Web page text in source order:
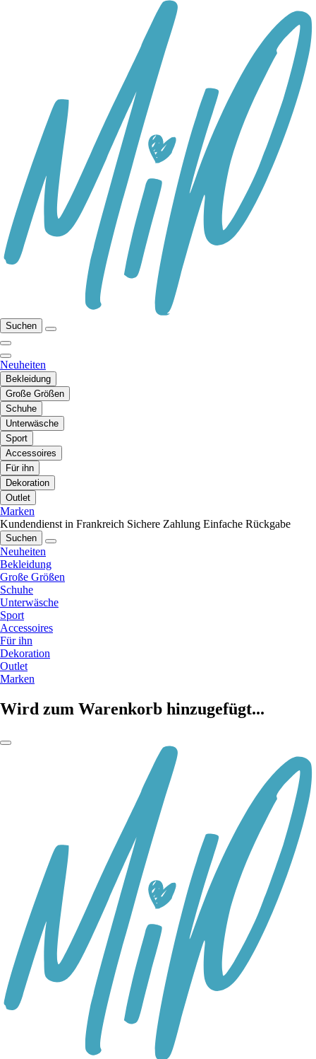
Suchen
Neuheiten
Bekleidung
Große Größen
Schuhe
Unterwäsche
Sport
Accessoires
Für ihn
Dekoration
Outlet
Marken
Kundendienst in Frankreich Sichere Zahlung Einfache Rückgabe
Suchen
Neuheiten
Bekleidung
Große Größen
Schuhe
Unterwäsche
Sport
Accessoires
Für ihn
Dekoration
Outlet
Marken
Wird zum Warenkorb hinzugefügt...